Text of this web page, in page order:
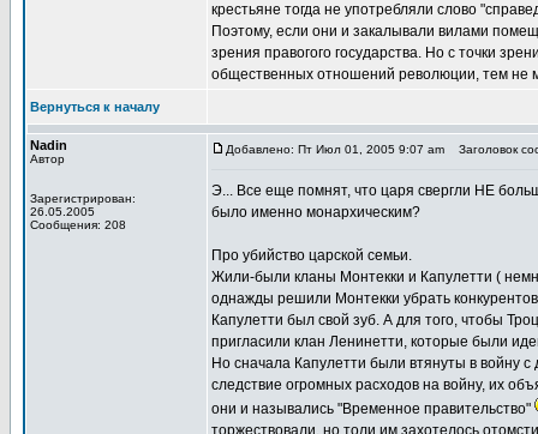
крестьяне тогда не употребляли слово
Поэтому, если они и закалывали вилами
зрения правогого государства. Но с точки
общественных отношений революции, тем не
Вернуться к началу
Nadin
Автор
Зарегистрирован:
26.05.2005
Сообщения: 208
Добавлено: Пт Июл 01, 2005 9:07 am Заголовок
Э... Все еще помнят, что царя свергли НЕ
было именно монархическим?
Про убийство царской семьи.
Жили-были кланы Монтекки и Капулетти (
однажды решили Монтекки убрать
Капулетти был свой зуб. А для того, чтобы
пригласили клан Ленинетти, которые были
Но сначала Капулетти были втянуты в войну с
следствие огромных расходов на войну, их
они и назывались "Временное правительство"
торжествовали, но толи им захотелось